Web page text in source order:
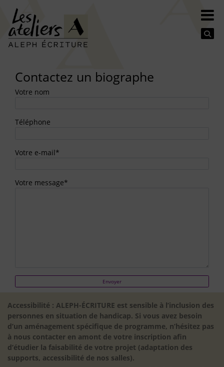
Contactez un biographe
Votre nom
Téléphone
Votre e-mail*
Votre message*
Accessibilité : ALEPH-ÉCRITURE est sensible à l’inclusion des
personnes en situation de handicap. Si vous avez besoin
d’un aménagement spécifique de programme, n’hésitez pas
à nous contacter en amont de votre inscription afin
d’étudier la faisabilité de votre projet (adaptation des
supports, accessibilité de nos salles).